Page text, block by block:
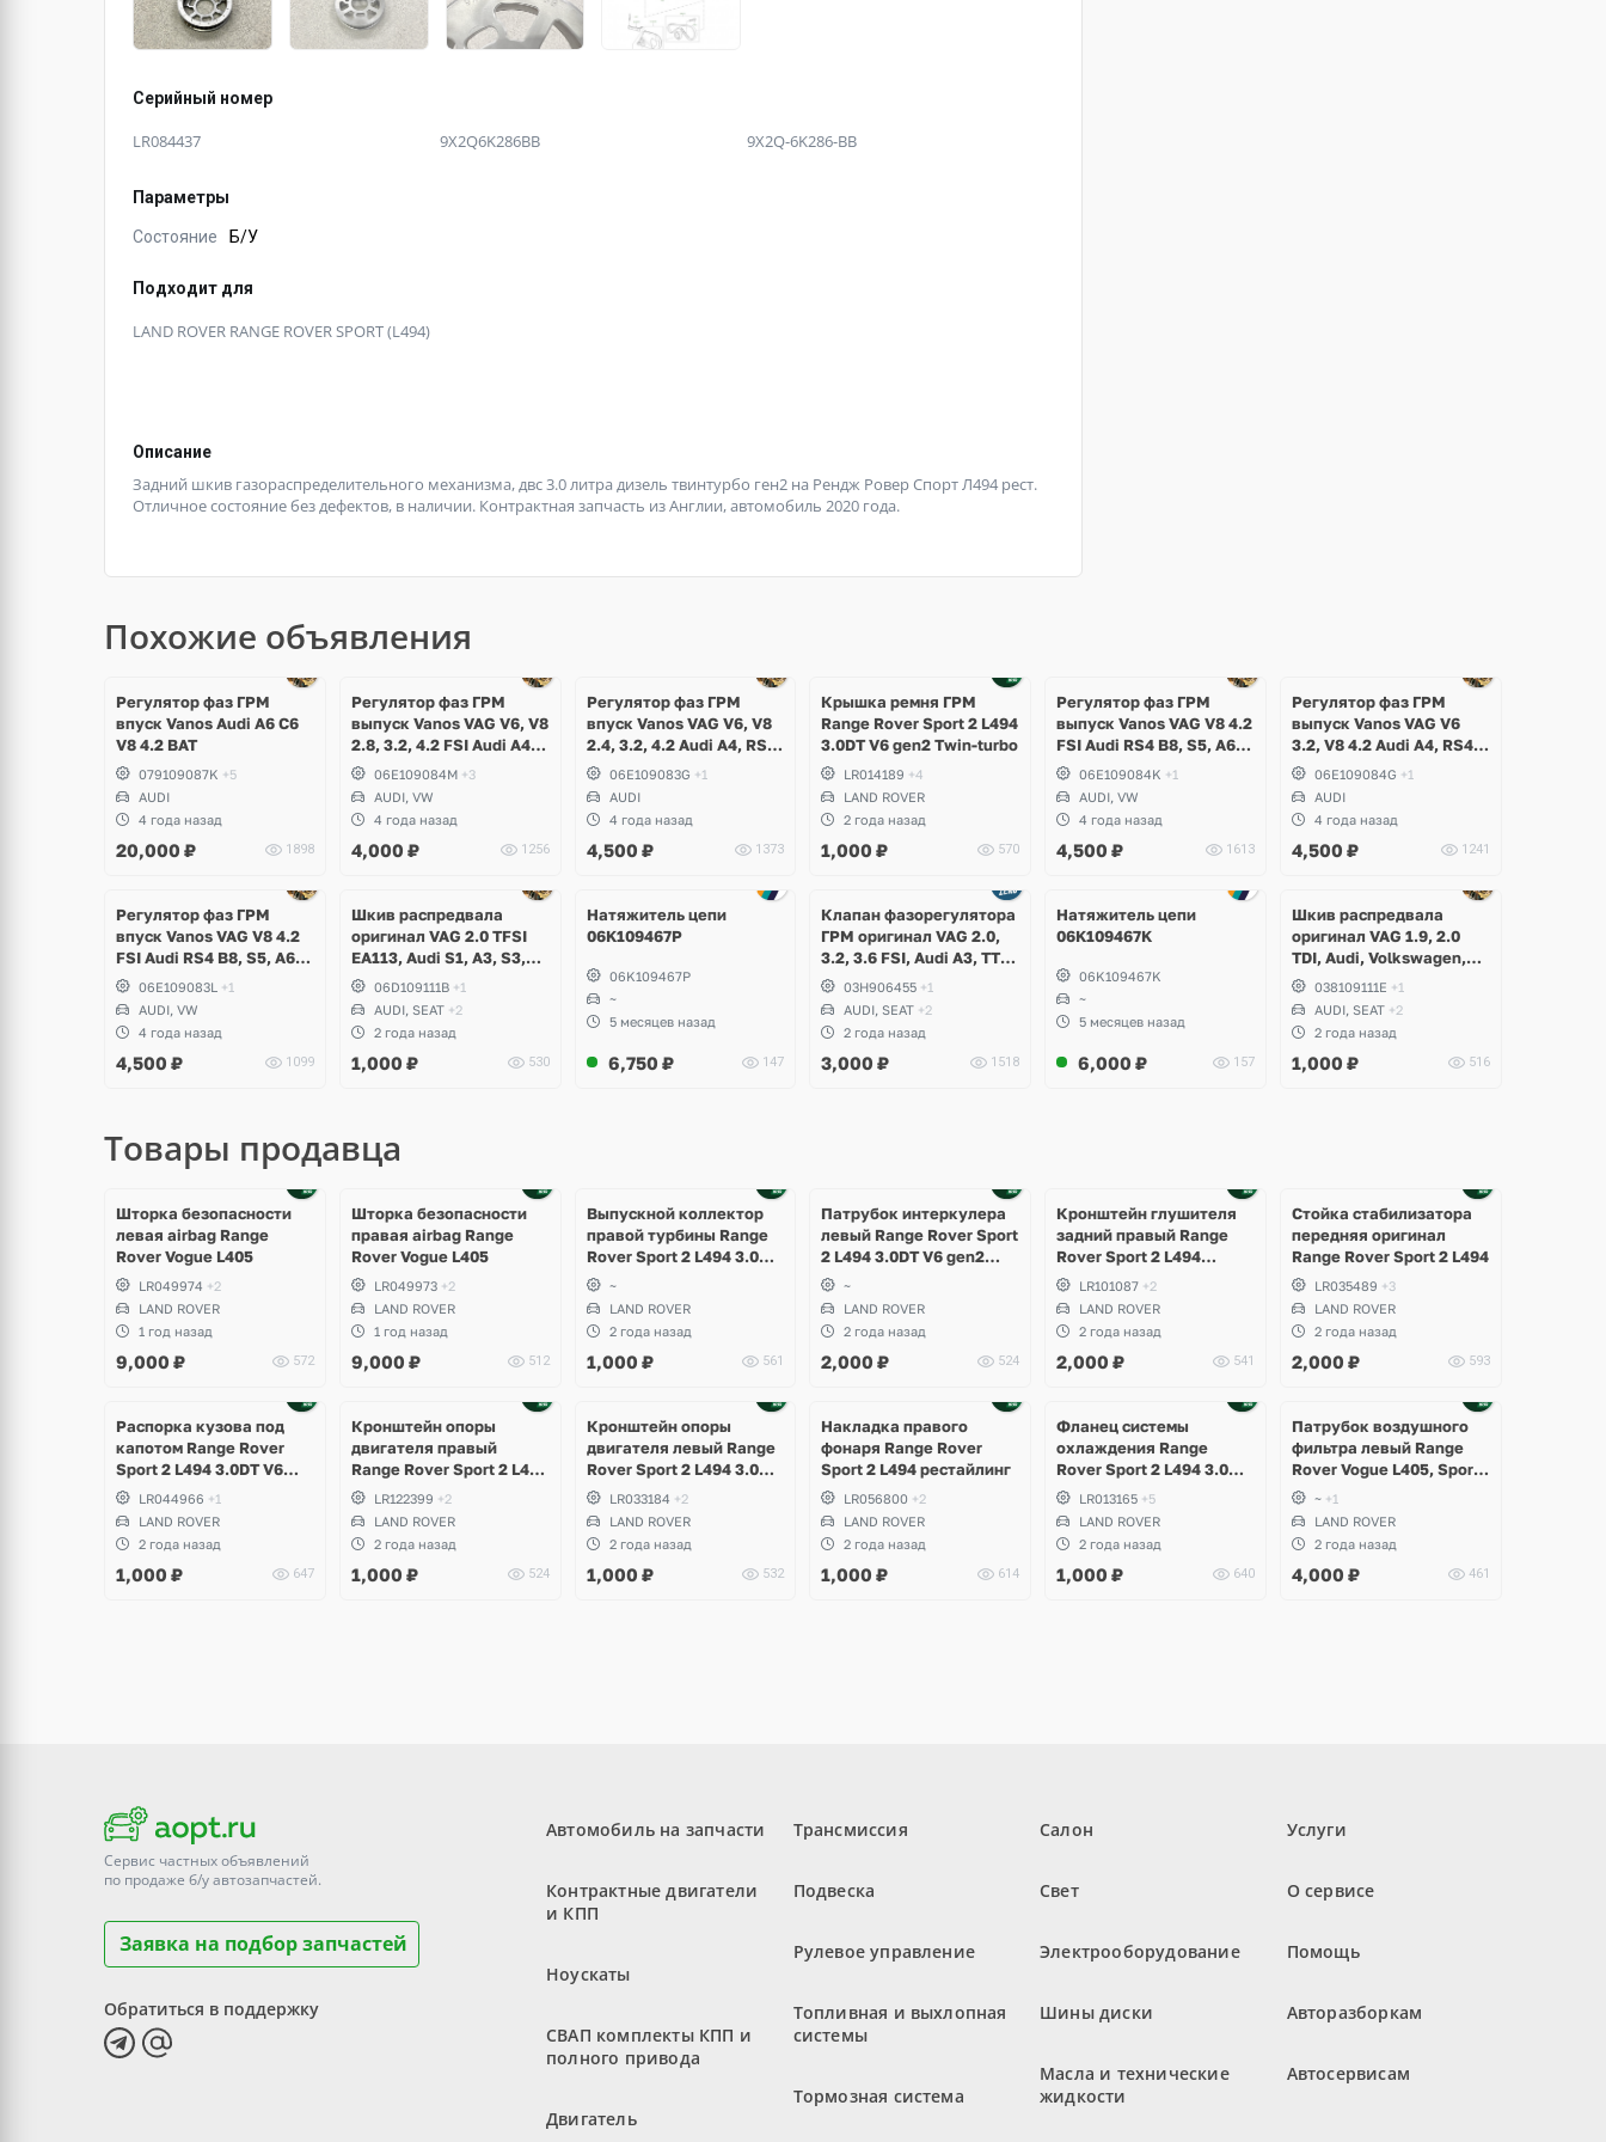
Серийный номер
LR084437 9X2Q6K286BB 9X2Q-6K286-BB
Параметры
Состояние Б/У
Подходит для
LAND ROVER RANGE ROVER SPORT (L494)
Описание
Задний шкив газораспределительного механизма, двс 3.0 литра дизель твинтурбо ген2 на Рендж Ровер Спорт Л494 рест.
Отличное состояние без дефектов, в наличии. Контрактная запчасть из Англии, автомобиль 2020 года.
Похожие объявления
Регулятор фаз ГРМ
впуск Vanos Audi A6 C6
V8 4.2 BAT
079109087K +5
AUDI
4 года назад
20,000 ₽ 1898
Регулятор фаз ГРМ
выпуск Vanos VAG V6, V8
2.8, 3.2, 4.2 FSI Audi A4,
RS4 B8, A5, RS5, A6 C7,
A8 D4, Q5, R8 Spyder,
Volkswagen Touareg NF
06E109084M +3
AUDI, VW
4 года назад
4,000 ₽ 1256
Регулятор фаз ГРМ
впуск Vanos VAG V6, V8
2.4, 3.2, 4.2 Audi A4, RS4
B7, A6 C6 Allroad, A8 D3
06E109083G +1
AUDI
4 года назад
4,500 ₽ 1373
Крышка ремня ГРМ
Range Rover Sport 2 L494
3.0DT V6 gen2 Twin-turbo
LR014189 +4
LAND ROVER
2 года назад
1,000 ₽ 570
Регулятор фаз ГРМ
выпуск Vanos VAG V8 4.2
FSI Audi RS4 B8, S5, A6
C6 Allroad, A8 D3, Q7, R8
Spyder, Volkswagen
Touareg
06E109084K +1
AUDI, VW
4 года назад
4,500 ₽ 1613
Регулятор фаз ГРМ
выпуск Vanos VAG V6
3.2, V8 4.2 Audi A4, RS4
B7, A6 C6 Allroad, A8 D3
06E109084G +1
AUDI
4 года назад
4,500 ₽ 1241
Регулятор фаз ГРМ
впуск Vanos VAG V8 4.2
FSI Audi RS4 B8, S5, A6
C6 Allroad, A8 D3, Q7, R8
Spyder, Volkswagen
Touareg
06E109083L
+1
AUDI, VW
4 года назад
4,500 ₽ 1099
Шкив распредвала
оригинал VAG 2.0 TFSI
EA113, Audi S1, A3, S3,
A4 B6, B7, A6 C6, TT, TTS,
Volkswagen Golf 5 GTI, 6
R, Scirocco, Eos, Jetta,
Passat B6, Skoda Octavia
A5 RS, Seat Leon Cupra
06D109111B +1
AUDI, SEAT +2
2 года назад
1,000 ₽ 530
Натяжитель цепи
06K109467P
06K109467P
~
5 месяцев назад
6,750 ₽ 147
Клапан фазорегулятора
ГРМ оригинал VAG 2.0,
3.2, 3.6 FSI, Audi A3, TT,
Q7, Volkswagen Golf 5
R32, Jetta, Passat B6
R36, CC, Touareg GP, NF,
Eos, Teramont, Phaeton,
Skoda Octavia A5,
03H906455 +1
AUDI, SEAT +2
2 года назад
3,000 ₽ 1518
Натяжитель цепи
06K109467K
06K109467K
~
5 месяцев назад
6,000 ₽ 157
Шкив распредвала
оригинал VAG 1.9, 2.0
TDI, Audi, Volkswagen,
Skoda, Seat
038109111E +1
AUDI, SEAT +2
2 года назад
1,000 ₽ 516
Товары продавца
Шторка безопасности
левая airbag Range
Rover Vogue L405
LR049974 +2
LAND ROVER
1 год назад
9,000 ₽ 572
Шторка безопасности
правая airbag Range
Rover Vogue L405
LR049973 +2
LAND ROVER
1 год назад
9,000 ₽ 512
Выпускной коллектор
правой турбины Range
Rover Sport 2 L494 3.0DT
V6 gen2 Twin-turbo
~
LAND ROVER
2 года назад
1,000 ₽ 561
Патрубок интеркулера
левый Range Rover Sport
2 L494 3.0DT V6 gen2
Twin-turbo
~
LAND ROVER
2 года назад
2,000 ₽ 524
Кронштейн глушителя
задний правый Range
Rover Sport 2 L494
рестайлинг
LR101087 +2
LAND ROVER
2 года назад
2,000 ₽ 541
Стойка стабилизатора
передняя оригинал
Range Rover Sport 2 L494
LR035489 +3
LAND ROVER
2 года назад
2,000 ₽ 593
Распорка кузова под
капотом Range Rover
Sport 2 L494 3.0DT V6
gen2 Twin-turbo
LR044966 +1
LAND ROVER
2 года назад
1,000 ₽ 647
Кронштейн опоры
двигателя правый
Range Rover Sport 2 L494
3.0DT V6 gen2 Twin-turbo
LR122399 +2
LAND ROVER
2 года назад
1,000 ₽ 524
Кронштейн опоры
двигателя левый Range
Rover Sport 2 L494 3.0DT
V6 gen2 Twin-turbo
LR033184 +2
LAND ROVER
2 года назад
1,000 ₽ 532
Накладка правого
фонаря Range Rover
Sport 2 L494 рестайлинг
LR056800 +2
LAND ROVER
2 года назад
1,000 ₽ 614
Фланец системы
охлаждения Range
Rover Sport 2 L494 3.0DT
V6 gen2 Twin-turbo
LR013165 +5
LAND ROVER
2 года назад
1,000 ₽ 640
Патрубок воздушного
фильтра левый Range
Rover Vogue L405, Sport
2 L494 рестайлинг
~ +1
LAND ROVER
2 года назад
4,000 ₽ 461
Сервис частных объявлений
по продаже б/уавтозапчастей.
Заявка на подбор запчастей
Обратиться в поддержку
Автомобиль на запчасти
Контрактные двигатели
и КПП
Ноускаты
СВАП комплекты КПП и
полного привода
Двигатель
Трансмиссия
Подвеска
Рулевое управление
Топливная и выхлопная
системы
Тормозная система
Салон
Свет
Электрооборудование
Шины диски
Масла и технические
жидкости
Услуги
О сервисе
Помощь
Авторазборкам
Автосервисам